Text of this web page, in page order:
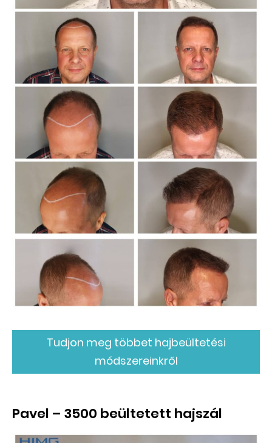
Tudjon meg többet hajbeültetési
módszereinkről
Pavel – 3500 beültetett hajszál